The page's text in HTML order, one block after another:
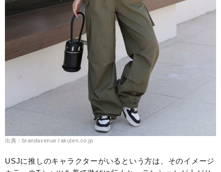
出典：brandavenue.rakuten.co.jp
USJに推しのキャラクターがいるという方は、そのイメージ